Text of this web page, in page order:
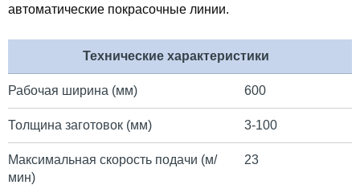
автоматические покрасочные линии.
Технические характеристики
Рабочая ширина (мм) 600
Толщина заготовок (мм) 3-100
Максимальная скорость подачи (м/
мин)
23